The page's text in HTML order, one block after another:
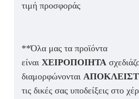
τιμή προσφοράς
**Όλα μας τα προϊόντα
είναι ΧΕΙΡΟΠΟΙΗΤΑ
διαμορφώνονται
τις δικές σας υποδείξεις στο